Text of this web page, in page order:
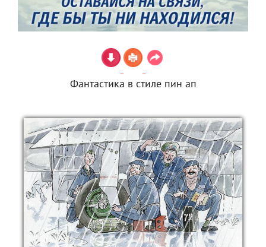
Фантастика в стиле пин ап